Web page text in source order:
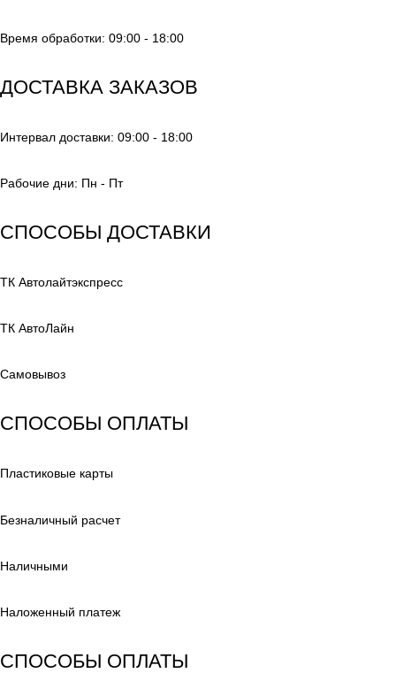
Время обработки: 09:00 - 18:00
ДОСТАВКА ЗАКАЗОВ
Интервал доставки: 09:00 - 18:00
Рабочие дни: Пн - Пт
СПОСОБЫ ДОСТАВКИ
ТК Автолайтэкспресс
ТК АвтоЛайн
Самовывоз
СПОСОБЫ ОПЛАТЫ
Пластиковые карты
Безналичный расчет
Наличными
Наложенный платеж
СПОСОБЫ ОПЛАТЫ